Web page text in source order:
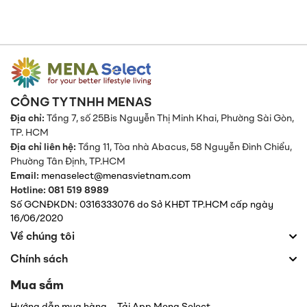
CÔNG TY TNHH MENAS
Địa chỉ:Tầng 7, số 25Bis Nguyễn Thị Minh Khai, Phường Sài Gòn,
TP. HCM
Địa chỉ liên hệ:Tầng 11, Tòa nhà Abacus, 58 Nguyễn Đình Chiểu,
Phường Tân Định,TP.HCM
Email: menaselect@menasvietnam.com
Hotline: 081 519 8989
Số GCNĐKDN: 0316333076 do Sở KHĐT TP.HCM cấp ngày
16/06/2020
Về chúng tôi
Chính sách
Mua sắm